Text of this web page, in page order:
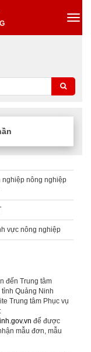
nghiệp nông nghiệp
vực nông nghiệp
đến Trung tâm
Quảng Ninh
Trung tâm Phục vụ
để được
mẫu đơn, mẫu